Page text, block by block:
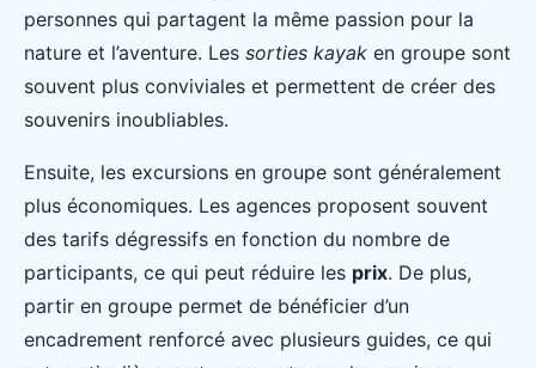
personnes qui partagent la même passion pour la
nature et l’aventure. Les sorties kayak en groupe sont
souvent plus conviviales et permettent de créer des
souvenirs inoubliables.
Ensuite, les excursions en groupe sont généralement
plus économiques. Les agences proposent souvent
des tarifs dégressifs en fonction du nombre de
participants, ce qui peut réduire les prix. De plus,
partir en groupe permet de bénéficier d’un
encadrement renforcé avec plusieurs guides, ce qui